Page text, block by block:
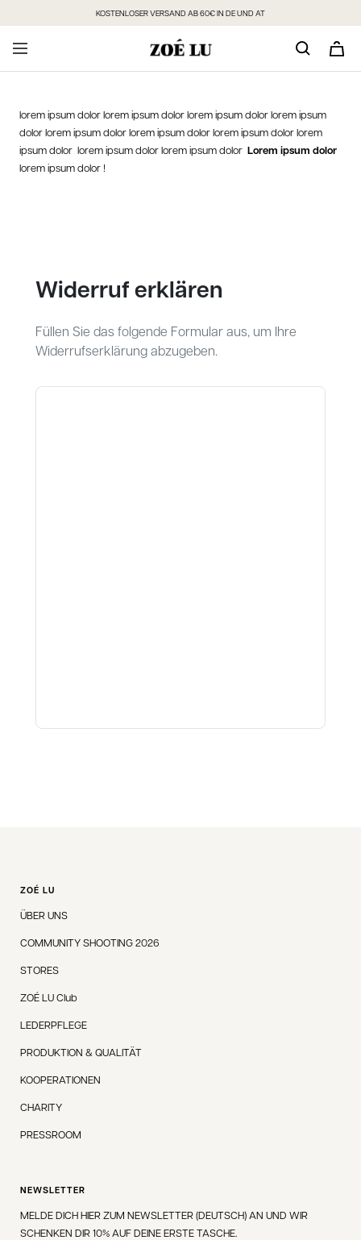
zum
Inhalt
KOSTENLOSER VERSAND AB 60€ IN DE UND AT
lorem ipsum dolor lorem ipsum dolor lorem ipsum dolor lorem ipsum
dolor lorem ipsum dolor lorem ipsum dolor lorem ipsum dolor lorem
ipsum dolor lorem ipsum dolor lorem ipsum dolor Lorem ipsum dolor
lorem ipsum dolor !
Widerruf erklären
Füllen Sie das folgende Formular aus, um Ihre
Widerrufserklärung abzugeben.
ZOÉ LU
ÜBER UNS
COMMUNITY SHOOTING 2026
STORES
ZOÉ LU Club
LEDERPFLEGE
PRODUKTION & QUALITÄT
KOOPERATIONEN
CHARITY
PRESSROOM
NEWSLETTER
MELDE DICH HIER ZUM NEWSLETTER (DEUTSCH) AN UND WIR
SCHENKEN DIR 10% AUF DEINE ERSTE TASCHE.